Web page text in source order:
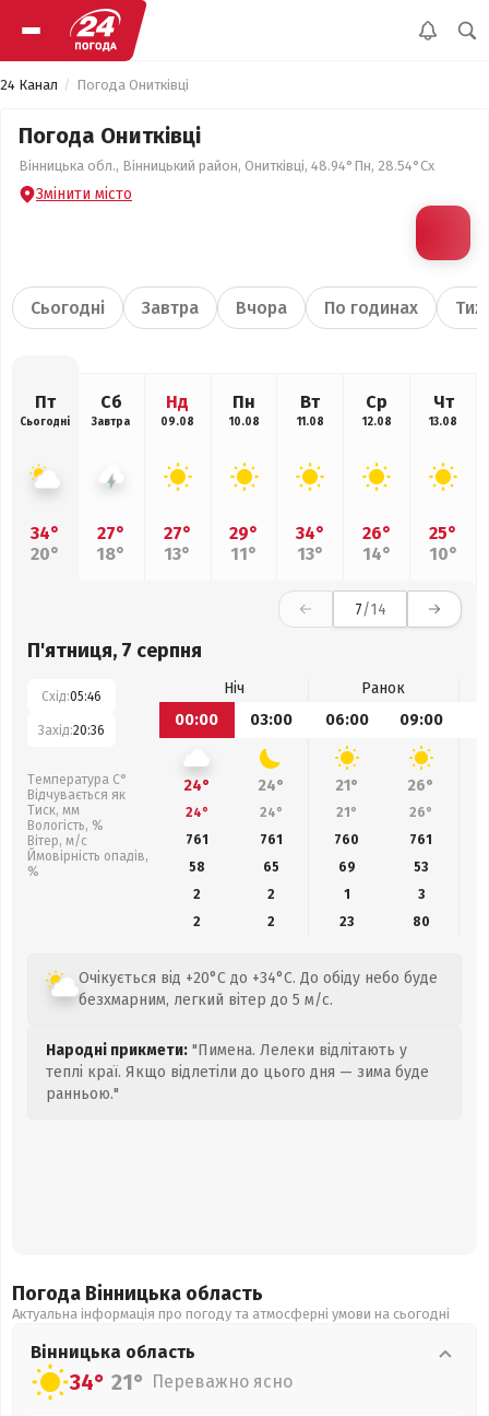
24 Канал Погода Онитківці
Погода Онитківці
Вінницька обл., Вінницький район, Онитківці, 48.94°Пн, 28.54°Сх
Змінити місто
Сьогодні Завтра Вчора По годинах
Пт
Сьогодні
34°
20°
Сб
Завтра
27°
18°
Нд
09.08
27°
13°
Пн
10.08
29°
11°
Вт
11.08
34°
13°
Ср
12.08
26°
14°
Чт
13.08
25°
10°
7/14
П'ятниця, 7 серпня
Схід:05:46
Захід:20:36
Температура С°
Відчувається як
Тиск, мм
Вологість, %
Вітер, м/с
Ймовірність опадів,
%
Ніч
Ранок
00:00
03:00 06:00 09:00
24° 24° 21° 26°
24° 24° 21° 26°
761
761 760 761
58
65 69 53
2
2 1
3
2
2 23 80
Очікується від +20°C до +34°C. До обіду небо буде
безхмарним, легкий вітер до 5 м/с.
Народні прикмети: "Пимена. Лелеки відлітають у
теплі краї. Якщо відлетіли до цього дня — зима буде
ранньою."
Погода Вінницька область
Актуальна інформація про погоду та атмосферні умови на сьогодні
Вінницька область
34° 21° Переважно ясно